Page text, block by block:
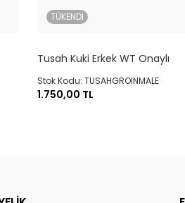
TÜKENDİ
Tusah Kuki Erkek WT Onaylı
Stok Kodu: TUSAHGROINMALE
1.750,00 TL